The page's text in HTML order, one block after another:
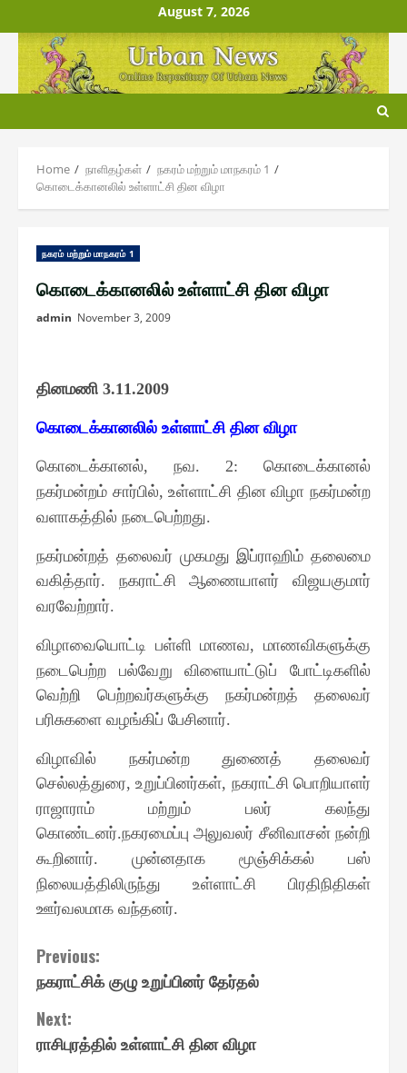
to
content
August 7, 2026
Home நாளிதழ்௧ள்
ந௧ரம் மற்றும் மாந௧ரம் 1
கொடைக்கானலில் உள்ளாட்சி தின விழா
ந௧ரம் மற்றும் மாந௧ரம் 1
கொடைக்கானலில் உள்ளாட்சி தின விழா
admin November 3, 2009
தினமணி 3.11.2009
கொடைக்கானலில் உள்ளாட்சி தின விழா
கொடைக்கானல், நவ. 2: கொடைக்கானல்
நகர்மன்றம் சார்பில்,உள்ளாட்சி தின விழா நகர்மன்ற
வளாகத்தில் நடைபெற்றது.
நகர்மன்றத் தலைவர் முகமது இப்ராஹிம் தலைமை
வகித்தார். நகராட்சி ஆணையாளர் விஜயகுமார்
வரவேற்றார்.
விழாவையொட்டி பள்ளி மாணவ,மாணவிகளுக்கு
நடைபெற்ற பல்வேறு விளையாட்டுப் போட்டிகளில்
வெற்றி பெற்றவர்களுக்கு நகர்மன்றத் தலைவர்
பரிசுகளை வழங்கிப் பேசினார்.
விழாவில் நகர்மன்ற துணைத் தலைவர்
செல்லத்துரை,உறுப்பினர்கள், நகராட்சி பொறியாளர்
ராஜாராம் மற்றும் பலர் கலந்து
கொண்டனர்.நகரமைப்பு அலுவலர் சீனிவாசன் நன்றி
கூறினார். முன்னதாக மூஞ்சிக்கல் பஸ்
நிலையத்திலிருந்து உள்ளாட்சி பிரதிநிதிகள்
ஊர்வலமாக வந்தனர்.
Continue
Reading
Previous:
நகராட்சிக் குழு உறுப்பினர் தேர்தல்
Next:
ராசிபுரத்தில் உள்ளாட்சி தின விழா